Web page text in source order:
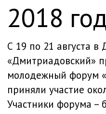
2018
С 19 по 21 августа в
«Дмитриадовский»
молодежный форум
приняли участие
Участники форума –